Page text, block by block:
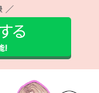
／
る
!